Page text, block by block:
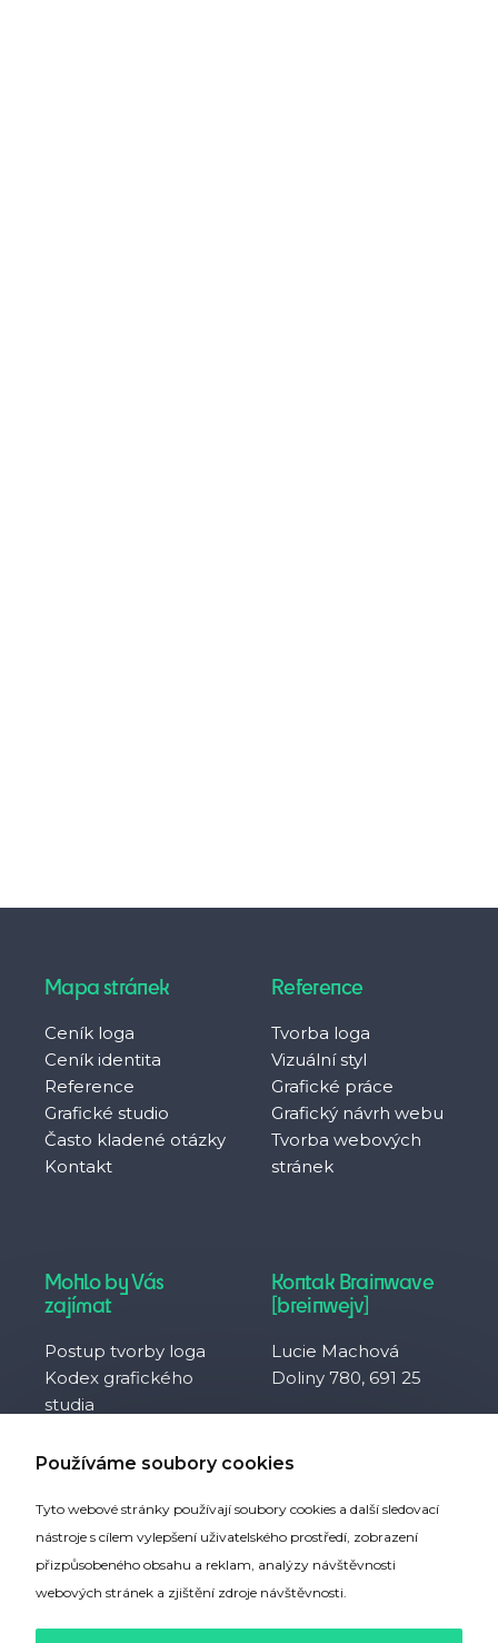
Používáme soubory cookies
Tyto webové stránky používají soubory cookies a další sledovací
nástroje s cílem vylepšení uživatelského prostředí, zobrazení
přizpůsobeného obsahu a reklam, analýzy návštěvnosti
webových stránek a zjištění zdroje návštěvnosti.
Mapa stránek
Ceník loga
Ceník identita
Reference
Grafické studio
Často kladené otázky
Kontakt
Reference
Tvorba loga
Vizuální styl
Grafické práce
Grafický návrh webu
Tvorba webových
stránek
Mohlo by Vás
zajímat
Postup tvorby loga
Kodex grafického
studia
Co je to svobodná
Partneři webu
Kontak Brainwave
[breinwejv]
Lucie Machová
Doliny 780, 691 25
DIČ CZ8752094230